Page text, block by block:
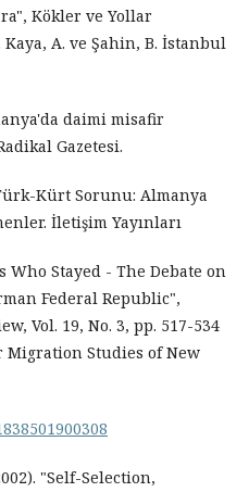
Kökler ve Yollar
A. ve Şahin, B. İstanbul
daimi misafir
Gazetesi.
Kürt Sorunu: Almanya
İletişim Yayınları
Who Stayed - The Debate on
Federal Republic",
Vol. 19, No. 3, pp. 517-534
Migration Studies of New
"Self-Selection,